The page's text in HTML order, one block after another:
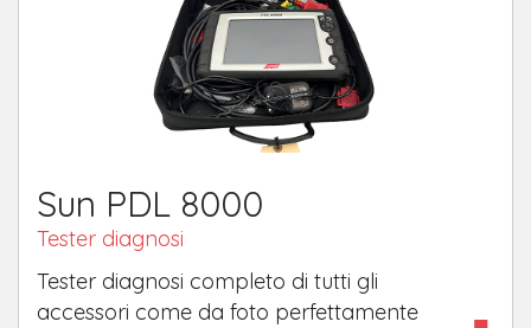
Sun PDL 8000
Tester diagnosi
​Tester diagnosi completo di tutti gli
accessori come da foto perfettamente